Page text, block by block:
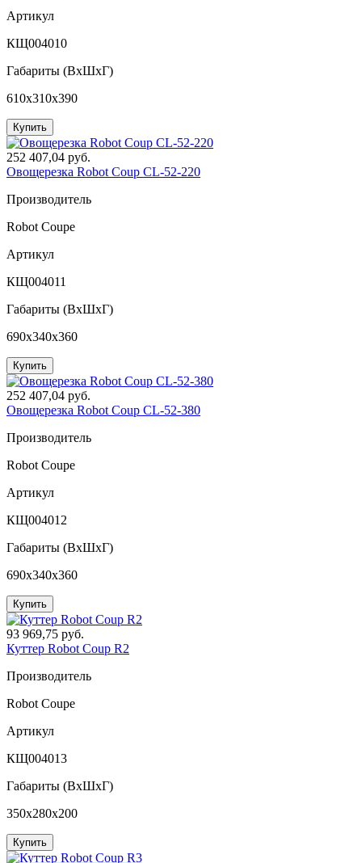
Артикул
КЩ004010
Габариты (ВxШxГ)
610x310x390
Купить
252 407,04 руб.
Овощерезка Robot Coup CL-52-220
Производитель
Robot Coupe
Артикул
КЩ004011
Габариты (ВxШxГ)
690x340x360
Купить
252 407,04 руб.
Овощерезка Robot Coup CL-52-380
Производитель
Robot Coupe
Артикул
КЩ004012
Габариты (ВxШxГ)
690x340x360
Купить
93 969,75 руб.
Куттер Robot Coup R2
Производитель
Robot Coupe
Артикул
КЩ004013
Габариты (ВxШxГ)
350x280x200
Купить